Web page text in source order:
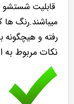
قابلیت شستشو
میباشند.رنگ ها
رفته و
نکات مربوط به